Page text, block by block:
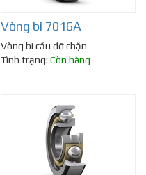
Vòng bi 7016A
Vòng bi cầu đỡ chặn
Tình trạng: Còn hàng